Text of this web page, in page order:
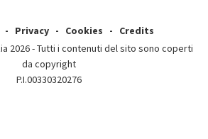
Privacy Cookies
Credits
2026 - Tutti i contenuti del sito sono coperti
da copyright
P.I.00330320276